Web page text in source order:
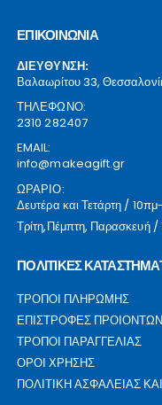
ΕΠΙΚΟΙΝΩΝΙΑ
ΔΙΕΥΘΥΝΣΗ:
Βαλαωρίτου 33,
ΤΗΛΕΦΩΝΟ:
2310 282407
EMAIL:
info@makeagift.gr
ΩΡΑΡΙΟ:
Δευτέρα και Τετάρτη /
Τρίτη,Πέμπτη, Παρασκευή
ΠΟΛΙΤΙΚΕΣ
ΤΡΟΠΟΙ ΠΛΗΡΩΜΗΣ
ΕΠΙΣΤΡΟΦΕΣ ΠΡΟΙΟΝΤΩΝ
ΤΡΟΠΟΙ ΠΑΡΑΓΓΕΛΙΑΣ
ΟΡΟΙ ΧΡΗΣΗΣ
ΠΟΛΙΤΙΚΗ ΑΣΦΑΛΕΙΑΣ